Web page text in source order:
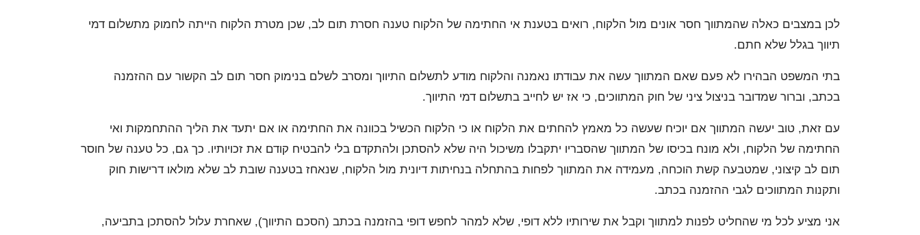
לכן במצבים כאלה שהמתווך חסר אונים מול הלקוח, רואים בטענת אי החתימה של הלקוח טענה חסרת תום לב, שכן מטרת הלקוח הייתה לחמוק מתשלום דמי
תיווך בגלל שלא חתם.
בתי המשפט הבהירו לא פעם שאם המתווך עשה את עבודתו נאמנה והלקוח מודע לתשלום התיווך ומסרב לשלם בנימוק חסר תום לב הקשור עם ההזמנה
בכתב, וברור שמדובר בניצול ציני של חוק המתווכים, כי אז יש לחייב בתשלום דמי התיווך.
עם זאת, טוב יעשה המתווך אם יוכיח שעשה כל מאמץ להחתים את הלקוח או כי הלקוח הכשיל בכוונה את החתימה או אם יתעד את הליך ההתחמקות ואי
החתימה של הלקוח, ולא מונח בכיסו של המתווך שהסבריו יתקבלו משיכול היה שלא להסתכן ולהתקדם בלי להבטיח קודם את זכויותיו. כך גם, כל טענה של חוסר
תום לב קיצוני, שמטבעה קשת הוכחה, מעמידה את המתווך לפחות בהתחלה בנחיתות דיונית מול הלקוח, שנאחז בטענה שובת לב שלא מולאו דרישות חוק
ותקנות המתווכים לגבי ההזמנה בכתב.
אני מציע לכל מי שהחליט לפנות למתווך וקבל את שירותיו ללא דופי, שלא למהר לחפש דופי בהזמנה בכתב (הסכם התיווך), שאחרת עלול להסתכן בתביעה,